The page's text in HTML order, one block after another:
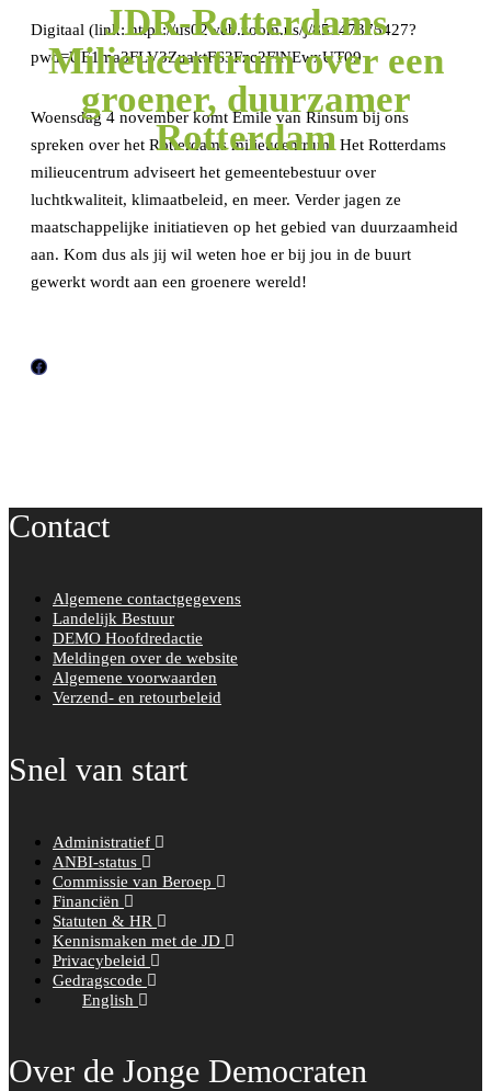
JDR-Rotterdams
Milieucentrum over een
groener, duurzamer
Rotterdam
Digitaal (link: https://us02web.zoom.us/j/85147375427?
pwd=UE1ma3FLV3ZuaktFS3Fzc2FlNEwxUT09
Woensdag 4 november komt Emile van Rinsum bij ons
spreken over het Rotterdams milieucentrum! Het Rotterdams
milieucentrum adviseert het gemeentebestuur over
luchtkwaliteit, klimaatbeleid, en meer. Verder jagen ze
maatschappelijke initiatieven op het gebied van duurzaamheid
aan. Kom dus als jij wil weten hoe er bij jou in de buurt
gewerkt wordt aan een groenere wereld!
F
o
Contact
Algemene contactgegevens
Landelijk Bestuur
DEMO Hoofdredactie
Meldingen over de website
Algemene voorwaarden
Verzend- en retourbeleid
Snel van start
Administratief
ANBI-status
Commissie van Beroep
Financiën
Statuten & HR
Kennismaken met de JD
Privacybeleid
Gedragscode
English
Over de Jonge Democraten